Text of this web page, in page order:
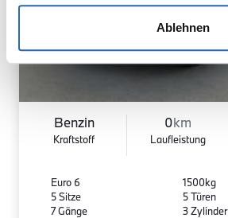
Ablehnen
Benzin
Kraftstoff
0km
Laufleistung
Euro 6
5 Sitze
7 Gänge
1500kg
5 Türen
3 Zylinder